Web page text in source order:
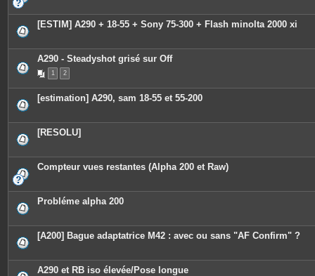
[ESTIM] A290 + 18-55 + Sony 75-300 + Flash minolta 2000 xi
A290 - Steadyshot grisé sur Off
1 2
[estimation] A290, sam 18-55 et 55-200
[RESOLU]
Compteur vues restantes (Alpha 200 et Raw)
Probléme alpha 200
[A200] Bague adaptatrice M42 : avec ou sans "AF Confirm" ?
A290 et RB iso élevée/Pose longue